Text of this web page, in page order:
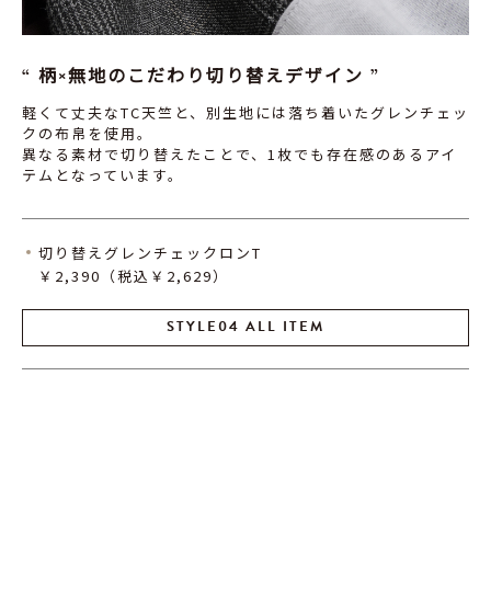
柄×無地のこだわり切り替えデザイン
軽くて丈夫なTC天竺と、別生地には落ち着いたグレンチェッ
クの布帛を使用。
異なる素材で切り替えたことで、1枚でも存在感のあるアイ
テムとなっています。
切り替えグレンチェックロンT
￥2,390（税込￥2,629）
STYLE04 ALL ITEM